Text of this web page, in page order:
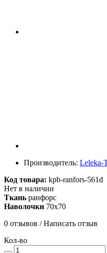
Производитель: Leleka-
Код товара: kpb-ranfors-561d
Нет в наличии
Ткань ранфорс
Наволочки 70х70
0 отзывов /Написать отзыв
Кол-во